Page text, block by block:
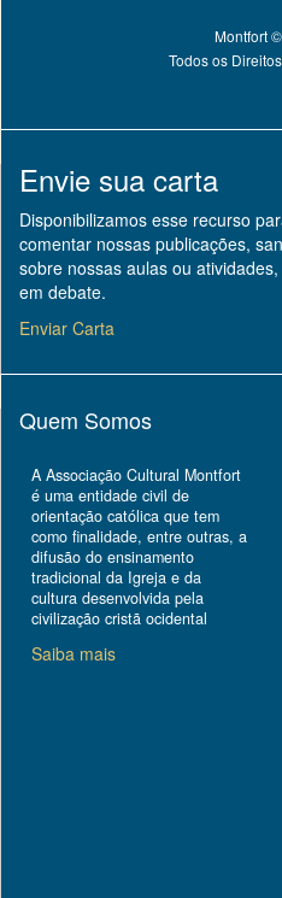
Montfort
Todos os
Envie sua carta
Disponibilizamos esse recurso
comentar nossas publicações,
sobre nossas aulas ou
em debate.
Enviar Carta
Quem Somos
A Associação Cultural Montfort
é uma entidade civil de
orientação católica que tem
como finalidade, entre outras, a
difusão do ensinamento
tradicional da Igreja e da
cultura desenvolvida pela
civilização cristã ocidental
Saiba mais